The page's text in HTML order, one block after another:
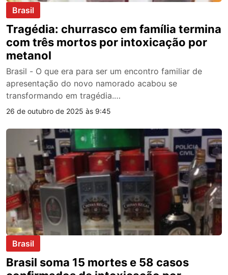
Brasil
Tragédia: churrasco em família termina
com três mortos por intoxicação por
metanol
Brasil - O que era para ser um encontro familiar de
apresentação do novo namorado acabou se
transformando em tragédia.…
26 de outubro de 2025 às 9:45
Brasil
Brasil soma 15 mortes e 58 casos